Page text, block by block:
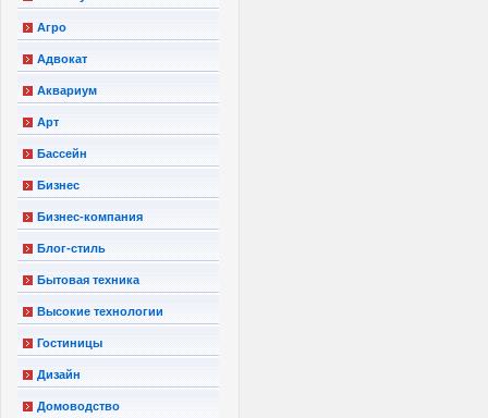
Агро
Адвокат
Аквариум
Арт
Бассейн
Бизнес
Бизнес-компания
Блог-стиль
Бытовая техника
Высокие технологии
Гостиницы
Дизайн
Домоводство